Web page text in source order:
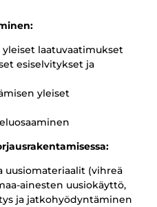
laatuvaatimukset
esiselvitykset ja
yleiset
uusiomateriaalit (vihreä
ainesten uusiokäyttö,
ja jatkohyödyntäminen